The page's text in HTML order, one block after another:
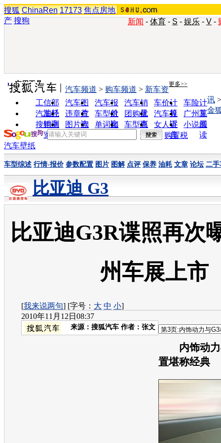
搜狐 ChinaRen 17173 焦点房地
产 搜狗 新闻 - 体育 - S - 娱乐 - V -
实用工具 更多>>
工信部
油耗
汽车图
片
汽车报
价
汽车销
量
车价计
算
车险计
算
汽车经
销商
违章查
询
车型对
比
团购优
惠
汽车投
诉
广州车
展
搜狗浏
览器
图片欣
赏
单词翻
车型查
询
女人宝
典
小说阅
读
汽车频道 > 购车频道 > 新车资
讯
金
购置税
汽车壁纸
车型综述 行情-报价 参数配置 图片 图解 点评 保养 油耗 文章 论坛 二手
比亚迪 G3
比亚迪G3R谍照再次
州车展上市
[我来说两句] [字号： 大 中 小]
2010年11月12日08:37
来源： 搜狐汽车 作者：张文
内饰动
置堪称经典